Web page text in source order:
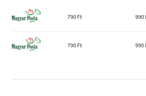
790 Ft 990
790 Ft 990